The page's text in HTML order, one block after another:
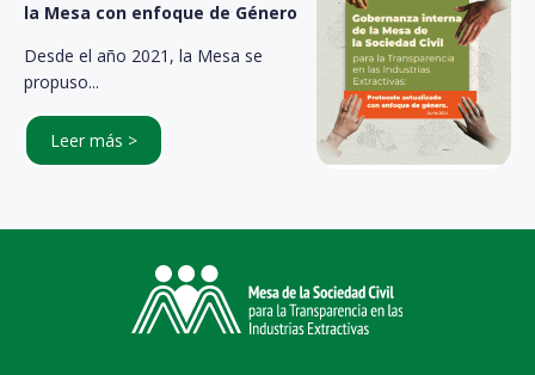
la Mesa con enfoque de Género
Desde el año 2021, la Mesa se
propuso...
Leer más >